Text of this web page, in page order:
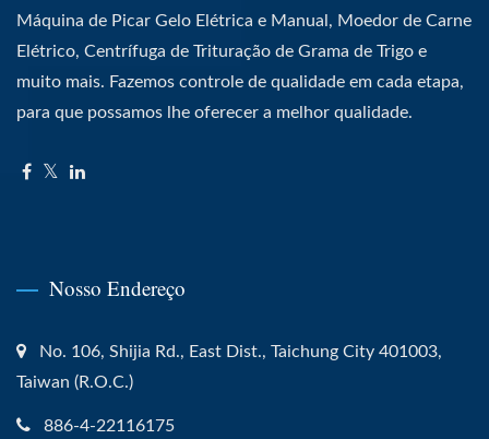
Máquina de Picar Gelo Elétrica e Manual, Moedor de Carne
Elétrico, Centrífuga de Trituração de Grama de Trigo e
muito mais. Fazemos controle de qualidade em cada etapa,
para que possamos lhe oferecer a melhor qualidade.
Nosso Endereço
No. 106, Shijia Rd., East Dist., Taichung City 401003,
Taiwan (R.O.C.)
886-4-22116175